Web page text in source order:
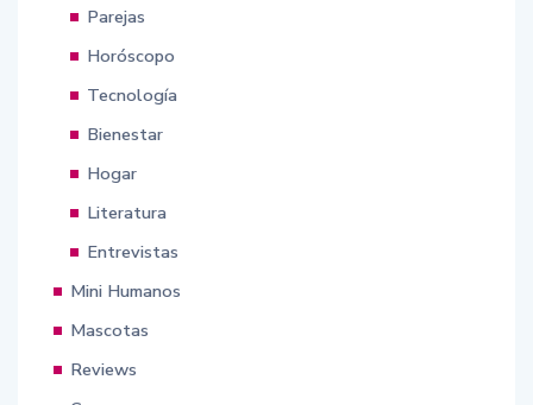
Parejas
Horóscopo
Tecnología
Bienestar
Hogar
Literatura
Entrevistas
Mini Humanos
Mascotas
Reviews